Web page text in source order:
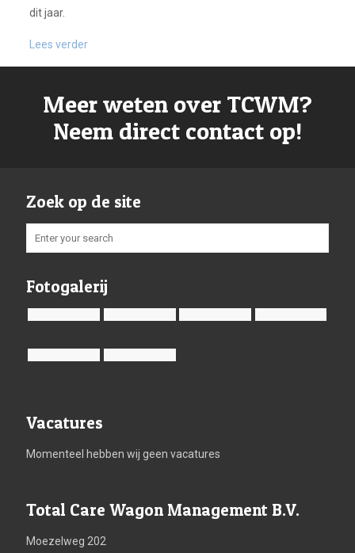
dit jaar.
Lees verder
Meer weten over TCWM?
Neem direct contact op!
Zoek op de site
Fotogalerij
Vacatures
Momenteel hebben wij geen vacatures
Total Care Wagon Management B.V.
Moezelweg 202